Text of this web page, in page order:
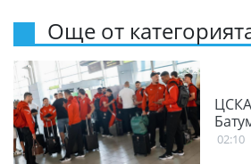
Още от
02:10